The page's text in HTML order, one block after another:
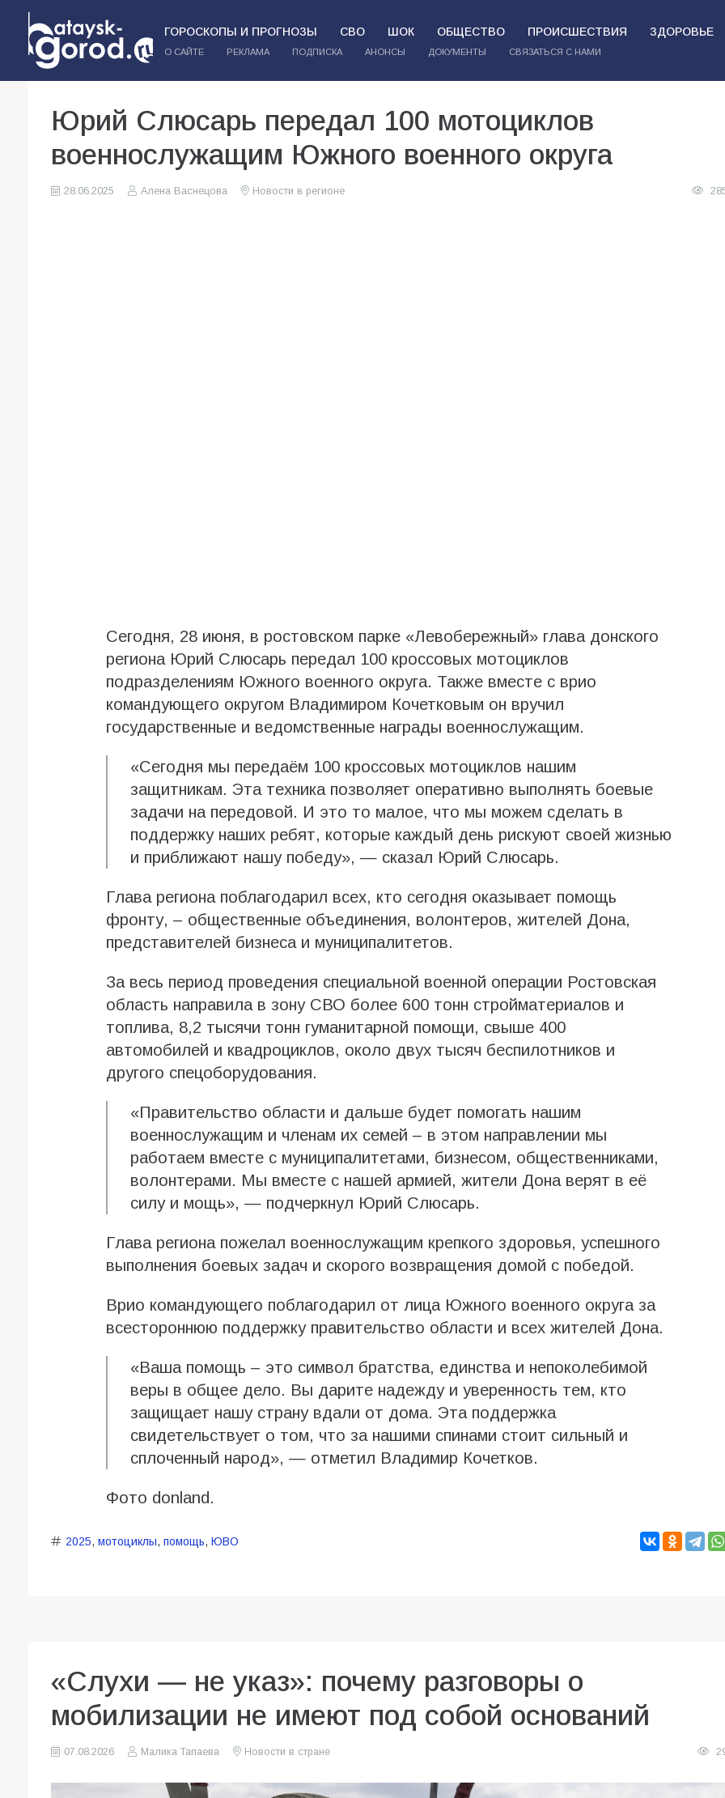
ГОРОСКОПЫ И ПРОГНОЗЫ СВО ШОК ОБЩЕСТВО ПРОИСШЕСТВИЯ ЗДОРОВЬЕ
О САЙТЕ РЕКЛАМА ПОДПИСКА АНОНСЫ ДОКУМЕНТЫ СВЯЗАТЬСЯ С НАМИ
Юрий Слюсарь передал 100 мотоциклов
военнослужащим Южного военного округа
28.06.2025 Алена Васнецова Новости в регионе
Сегодня, 28 июня, в ростовском парке «Левобережный» глава донского
региона Юрий Слюсарь передал 100 кроссовых мотоциклов
подразделениям Южного военного округа. Также вместе с врио
командующего округом Владимиром Кочетковым он вручил
государственные и ведомственные награды военнослужащим.
«Сегодня мы передаём 100 кроссовых мотоциклов нашим
защитникам. Эта техника позволяет оперативно выполнять боевые
задачи на передовой. И это то малое, что мы можем сделать в
поддержку наших ребят, которые каждый день рискуют своей жизнью
и приближают нашу победу», — сказал Юрий Слюсарь.
Глава региона поблагодарил всех, кто сегодня оказывает помощь
фронту, – общественные объединения, волонтеров, жителей Дона,
представителей бизнеса и муниципалитетов.
За весь период проведения специальной военной операции Ростовская
область направила в зону СВО более 600 тонн стройматериалов и
топлива, 8,2 тысячи тонн гуманитарной помощи, свыше 400
автомобилей и квадроциклов, около двух тысяч беспилотников и
другого спецоборудования.
«Правительство области и дальше будет помогать нашим
военнослужащим и членам их семей – в этом направлении мы
работаем вместе с муниципалитетами, бизнесом, общественниками,
волонтерами. Мы вместе с нашей армией, жители Дона верят в её
силу и мощь», — подчеркнул Юрий Слюсарь.
Глава региона пожелал военнослужащим крепкого здоровья, успешного
выполнения боевых задач и скорого возвращения домой с победой.
Врио командующего поблагодарил от лица Южного военного округа за
всестороннюю поддержку правительство области и всех жителей Дона.
«Ваша помощь – это символ братства, единства и непоколебимой
веры в общее дело. Вы дарите надежду и уверенность тем, кто
защищает нашу страну вдали от дома. Эта поддержка
свидетельствует о том, что за нашими спинами стоит сильный и
сплоченный народ», — отметил Владимир Кочетков.
Фото donland.
2025, мотоциклы, помощь, ЮВО
«Слухи — не указ»: почему разговоры о
мобилизации не имеют под собой оснований
07.08.2026 Малика Тапаева Новости в стране